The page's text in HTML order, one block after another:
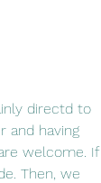
directd to
and having
welcome. If
Then, we